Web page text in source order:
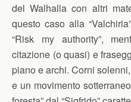
del Walhalla con altri
questo caso alla
“Risk my authority”,
citazione (o quasi) e
piano e archi. Corni
e un movimento